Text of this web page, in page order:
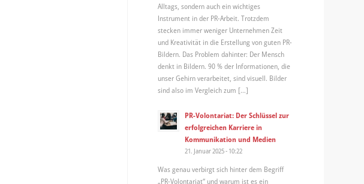
Alltags, sondern auch ein wichtiges
Instrument in der PR-Arbeit. Trotzdem
stecken immer weniger Unternehmen Zeit
und Kreativität in die Erstellung von guten PR-
Bildern. Das Problem dahinter: Der Mensch
denkt in Bildern. 90 % der Informationen, die
unser Gehirn verarbeitet, sind visuell. Bilder
sind also im Vergleich zum […]
PR-Volontariat: Der Schlüssel zur
erfolgreichen Karriere in
Kommunikation und Medien
21. Januar 2025 - 10:22
Was genau verbirgt sich hinter dem Begriff
„PR-Volontariat“ und warum ist es ein